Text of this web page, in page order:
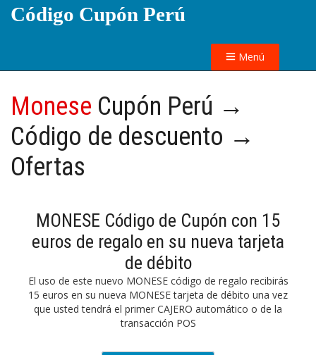
Código Cupón Perú
Menú
Monese Cupón Perú →
Código de descuento →
Ofertas
MONESE Código de Cupón con 15
euros de regalo en su nueva tarjeta
de débito
El uso de este nuevo MONESE código de regalo recibirás
15 euros en su nueva MONESE tarjeta de débito una vez
que usted tendrá el primer CAJERO automático o de la
transacción POS